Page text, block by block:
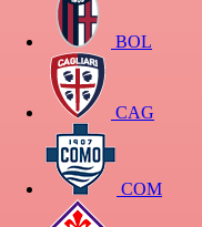
BOL
CAG
COM